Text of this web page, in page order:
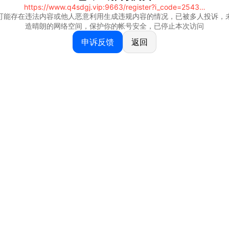
https://www.q4sdgj.vip:9663/register?i_code=25430844
能存在违法内容或他人恶意利用生成违规内容的情况，已被多人投诉，
造晴朗的网络空间，保护你的帐号安全，已停止本次访问
申诉反馈 返回